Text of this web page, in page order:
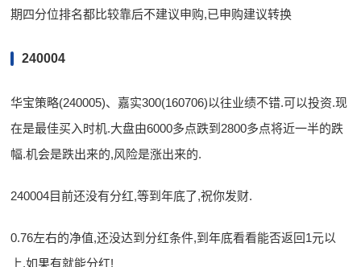
期四分位排名都比较靠后不建议申购,已申购建议转换
240004
华宝策略(240005)、嘉实300(160706)以往业绩不错.可以投资.现
在是最佳买入时机.大盘由6000多点跌到2800多点将近一半的跌
幅.机会是跌出来的,风险是涨出来的.
240004目前还没有分红,等到年底了,祝你发财.
0.76左右的净值,还没达到分红条件,到年底看看能否返回1元以
上,如果有就能分红!